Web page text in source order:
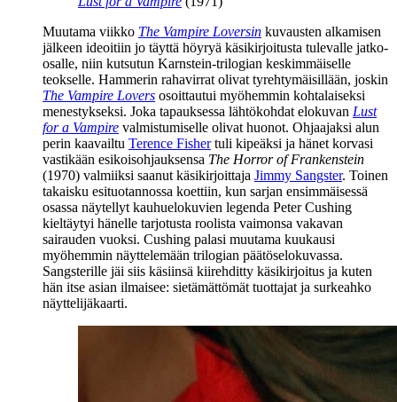
Muutama viikko The Vampire Loversin kuvausten alkamisen
jälkeen ideoitiin jo täyttä höyryä käsikirjoitusta tulevalle jatko-
osalle, niin kutsutun Karnstein-trilogian keskimmäiselle
teokselle. Hammerin rahavirrat olivat tyrehtymäisillään, joskin
The Vampire Lovers osoittautui myöhemmin kohtalaiseksi
menestykseksi. Joka tapauksessa lähtökohdat elokuvan Lust
for a Vampire valmistumiselle olivat huonot. Ohjaajaksi alun
perin kaavailtu Terence Fishertuli kipeäksi ja hänet korvasi
vastikään esikoisohjauksensa The Horror of Frankenstein
(1970) valmiiksi saanut käsikirjoittaja Jimmy Sangster. Toinen
takaisku esituotannossa koettiin, kun sarjan ensimmäisessä
osassa näytellyt kauhuelokuvien legenda Peter Cushing
kieltäytyi hänelle tarjotusta roolista vaimonsa vakavan
sairauden vuoksi. Cushing palasi muutama kuukausi
myöhemmin näyttelemään trilogian päätöselokuvassa.
Sangsterille jäi siis käsiinsä kiirehditty käsikirjoitus ja kuten
hän itse asian ilmaisee: sietämättömät tuottajat ja surkeahko
näyttelijäkaarti.